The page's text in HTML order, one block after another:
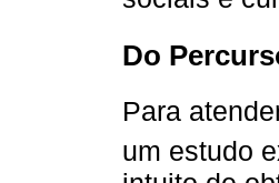
Do
Para
um estudo